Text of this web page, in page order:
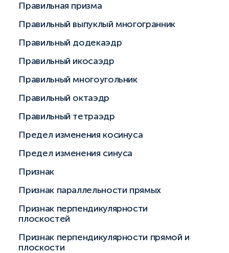
Правильная призма
Правильный выпуклый многогранник
Правильный додекаэдр
Правильный икосаэдр
Правильный многоугольник
Правильный октаэдр
Правильный тетраэдр
Предел изменения косинуса
Предел изменения синуса
Признак
Признак параллельности прямых
Признак перпендикулярности
плоскостей
Признак перпендикулярности прямой и
плоскости